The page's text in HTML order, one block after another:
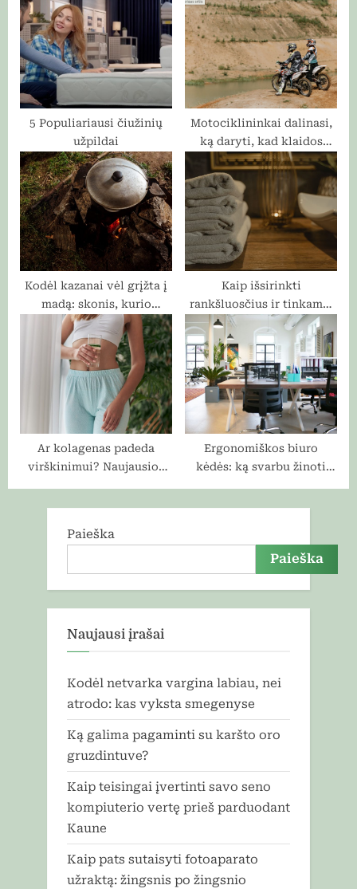
o
s
t
:
t
:
5 Populiariausi čiužinių
užpildai
Motociklininkai dalinasi,
ką daryti, kad klaidos
kelyje nebūtų
skausmingos
Kodėl kazanai vėl grįžta į
madą: skonis, kurio
negausi virtuvėje
Kaip išsirinkti
rankšluosčius ir tinkamai
juos prižiūrėti?
Ar kolagenas padeda
virškinimui? Naujausios
Ergonomiškos biuro
kėdės: ką svarbu žinoti
Paieška
Paieška
Naujausi įrašai
Kodėl netvarka vargina labiau, nei
atrodo: kas vyksta smegenyse
Ką galima pagaminti su karšto oro
gruzdintuve?
Kaip teisingai įvertinti savo seno
kompiuterio vertę prieš parduodant
Kaune
Kaip pats sutaisyti fotoaparato
užraktą: žingsnis po žingsnio